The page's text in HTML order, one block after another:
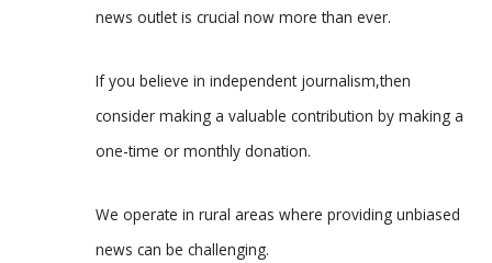
news outlet is crucial now more than ever.
If you believe in independent journalism,then
consider making a valuable contribution by making a
one-time or monthly donation.
We operate in rural areas where providing unbiased
news can be challenging.